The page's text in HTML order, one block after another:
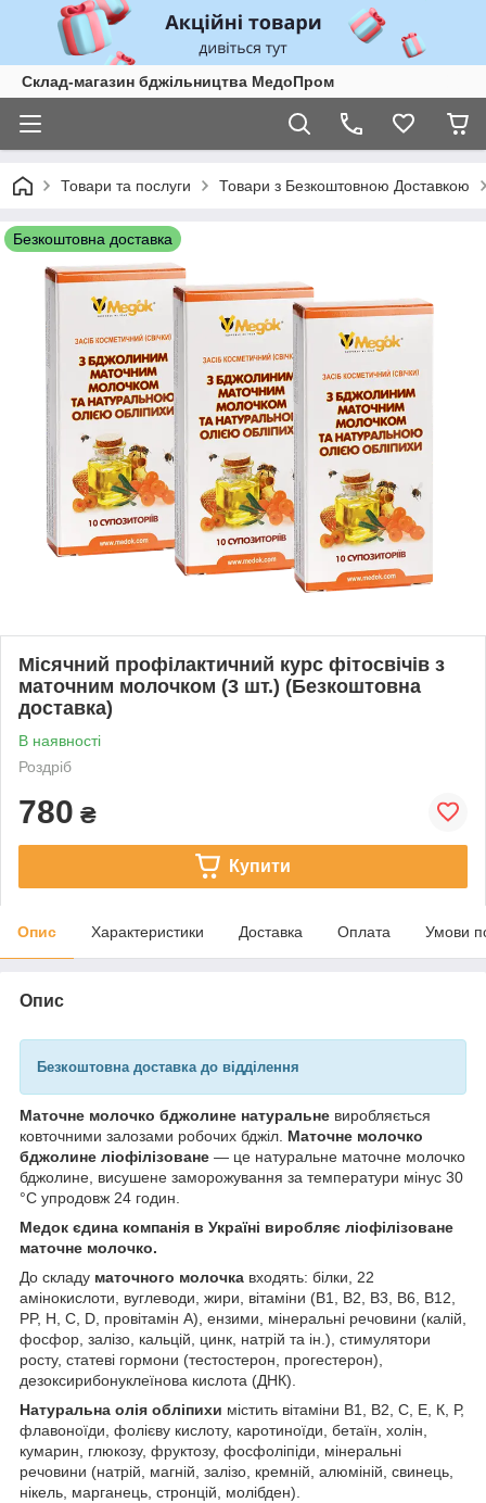
Склад-магазин бджільництва МедоПром
Товари та послуги Товари з Безкоштовною Доставкою
Безкоштовна доставка
Місячний профілактичний курс фітосвічів з
маточним молочком (3 шт.) (Безкоштовна
доставка)
В наявності
Роздріб
780 ₴
Купити
Опис Характеристики Доставка Оплата Умови
Опис
Безкоштовна доставка до відділення
Маточне молочко бджолине натуральне виробляється
ковточними залозами робочих бджіл. Маточне молочко
бджолине ліофілізоване — це натуральне маточне молочко
бджолине, висушене заморожування за температури мінус 30
°C упродовж 24 годин.
Медок єдина компанія в Україні виробляє ліофілізоване
маточне молочко.
До складу маточного молочка входять: білки, 22
амінокислоти, вуглеводи, жири, вітаміни (B1, B2, B3, B6, B12,
PP, H, C, D, провітамін А), ензими, мінеральні речовини (калій,
фосфор, залізо, кальцій, цинк, натрій та ін.), стимулятори
росту, статеві гормони (тестостерон, прогестерон),
дезоксирибонуклеїнова кислота (ДНК).
Натуральна олія обліпихи містить вітаміни В1, В2, С, Е, К, Р,
флавоноїди, фолієву кислоту, каротиноїди, бетаїн, холін,
кумарин, глюкозу, фруктозу, фосфоліпіди, мінеральні
речовини (натрій, магній, залізо, кремній, алюміній, свинець,
нікель, марганець, стронцій, молібден).